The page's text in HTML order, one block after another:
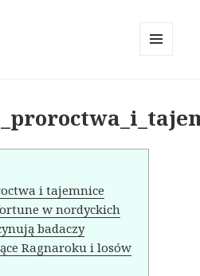
i tajemnice
w nordyckich
badaczy
Ragnaroku i losów